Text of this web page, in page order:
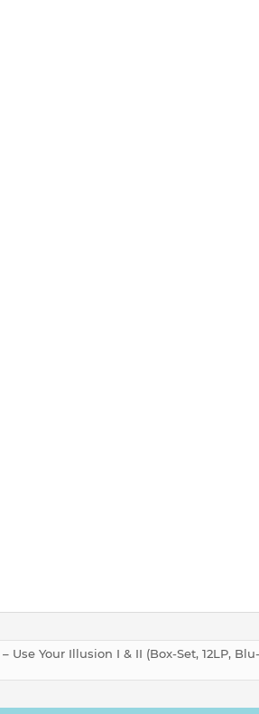
Use Your Illusion I & II (Box-Set, 12LP,